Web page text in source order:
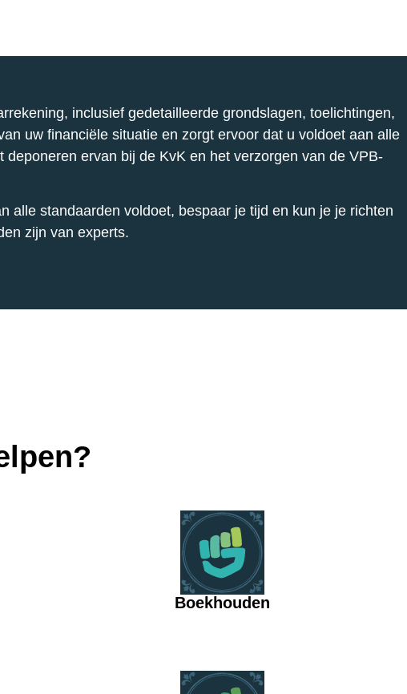
inclusief gedetailleerde grondslagen, toelichtingen,
uw financiële situatie en zorgt ervoor dat u voldoet aan alle
ervan bij de KvK en het verzorgen van de VPB-
alle standaarden voldoet, bespaar je tijd en kun je je richten
zijn van experts.
Boekhouden